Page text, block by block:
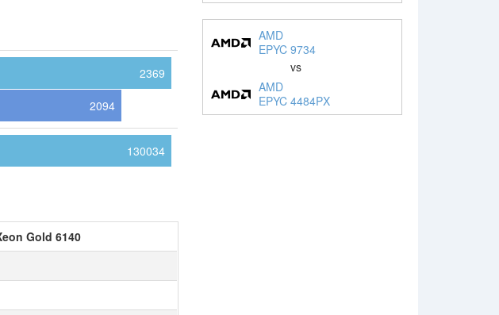
2369
2094
130034
Gold 6140
AMD
EPYC 9734
vs
AMD
EPYC 4484PX